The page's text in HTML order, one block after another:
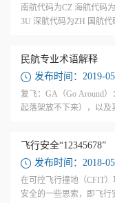
南航代码为CZ 海航代码
3U 深航代码为ZH 国航
民航专业术语解释
发布时间：2019-
复飞：GA（Go Around）： 由于机场障碍或飞机本身发生故障（常见
起落架放不下来），以及
飞行安全“12345678”
发布时间：2018-
在可控飞行撞地（CFIT
安全的一些思索，即飞行